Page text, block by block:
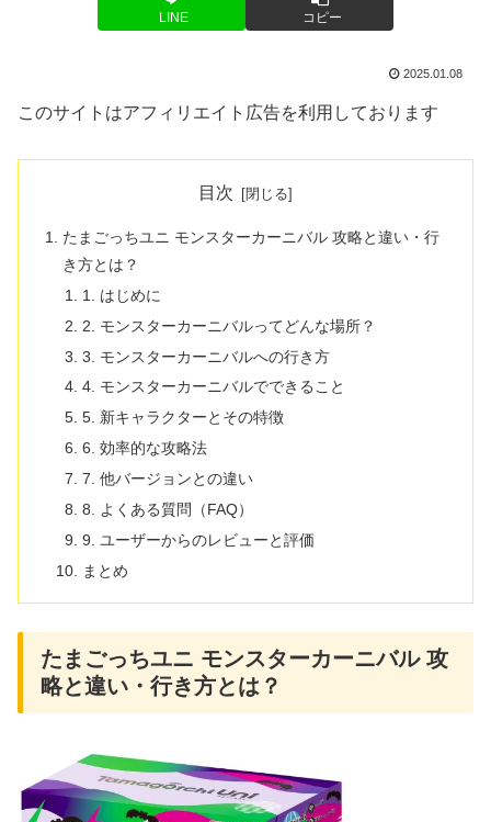
LINE コピー
2025.01.08
このサイトはアフィリエイト広告を利用しております
目次
たまごっちユニ モンスターカーニバル 攻略と違い・行
き方とは？
1. はじめに
2. モンスターカーニバルってどんな場所？
3. モンスターカーニバルへの行き方
4. モンスターカーニバルでできること
5. 新キャラクターとその特徴
6. 効率的な攻略法
7. 他バージョンとの違い
8. よくある質問（FAQ）
9. ユーザーからのレビューと評価
まとめ
たまごっちユニ モンスターカーニバル 攻
略と違い・行き方とは？